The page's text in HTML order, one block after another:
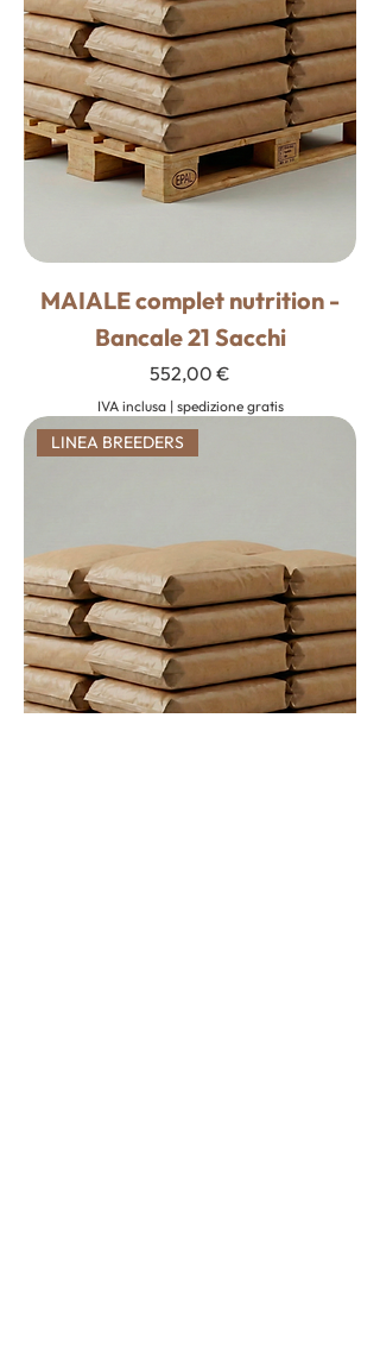
MAIALE complet nutrition -
Bancale 21 Sacchi
Prezzo
552,00 €
IVA inclusa| spedizione gratis
LINEA BREEDERS